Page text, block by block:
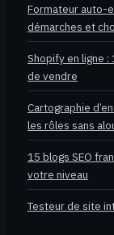
Formateur auto-
démarches et
Shopify en ligne :
de vendre
Cartographie
les rôles sans
15 blogs SEO
votre niveau
Testeur de site